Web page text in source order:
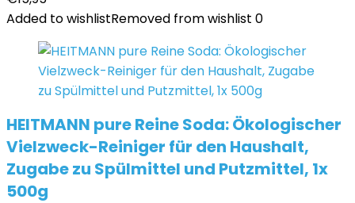
Added to wishlistRemoved from wishlist 0
HEITMANN pure Reine Soda: Ökologischer
Vielzweck-Reiniger für den Haushalt,
Zugabe zu Spülmittel und Putzmittel, 1x
500g